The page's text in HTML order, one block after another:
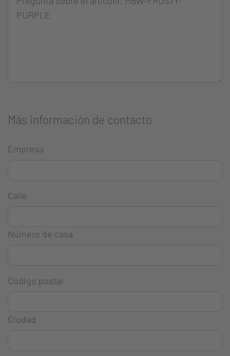
Más información de contacto
Empresa
Calle
Número de casa
Código postal
Ciudad